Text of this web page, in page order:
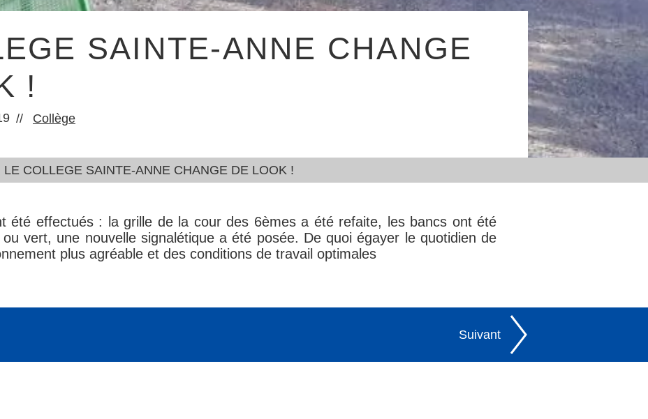
SAINTE-ANNE CHANGE
!
Collège
LE COLLEGE SAINTE-ANNE CHANGE DE LOOK !
été effectués : la grille de la cour des 6èmes a été refaite, les bancs ont été
vert, une nouvelle signalétique a été posée. De quoi égayer le quotidien de
plus agréable et des conditions de travail optimales
Suivant